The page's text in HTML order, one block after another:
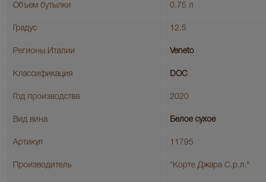
Объем бутылки 0.75 л
Градус 12.5
Регионы Италии Veneto
Классификация DOC
Год производства 2020
Вид вина Белое сухое
Артикул 11795
Производитель "Корте Джара С.р.л."